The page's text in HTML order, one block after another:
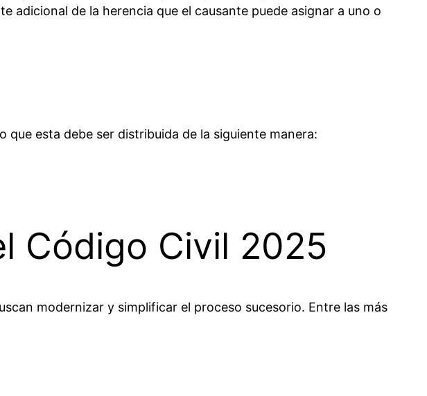
adicional de la herencia que el causante puede asignar a uno o
esta debe ser distribuida de la siguiente manera:
Código Civil 2025
modernizar y simplificar el proceso sucesorio. Entre las más